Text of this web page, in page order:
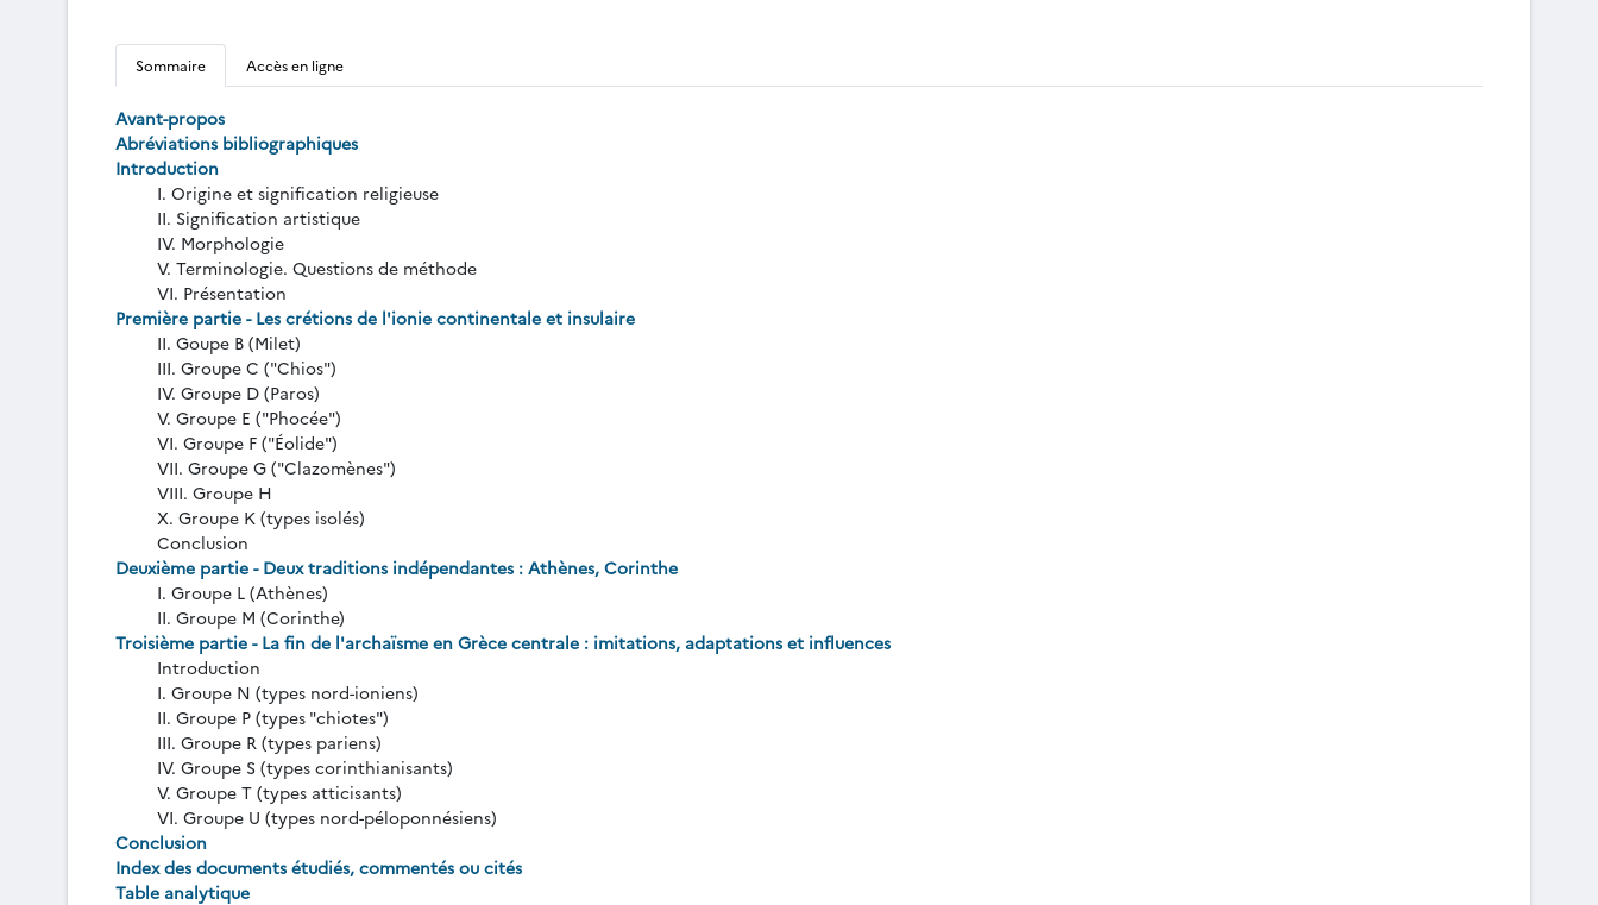
Sommaire Accès en ligne
Avant-propos
Abréviations bibliographiques
Introduction
I. Origine et signification religieuse
II. Signification artistique
IV. Morphologie
V. Terminologie. Questions de méthode
VI. Présentation
Première partie - Les crétions de l'ionie continentale et insulaire
II. Goupe B (Milet)
III. Groupe C ("Chios")
IV. Groupe D (Paros)
V. Groupe E ("Phocée")
VI. Groupe F ("Éolide")
VII. Groupe G ("Clazomènes")
VIII. Groupe H
X. Groupe K (types isolés)
Conclusion
Deuxième partie - Deux traditions indépendantes : Athènes, Corinthe
I. Groupe L (Athènes)
II. Groupe M (Corinthe)
Troisième partie - La fin de l'archaïsme en Grèce centrale : imitations, adaptations et influences
Introduction
I. Groupe N (types nord-ioniens)
II. Groupe P (types "chiotes")
III. Groupe R (types pariens)
IV. Groupe S (types corinthianisants)
V. Groupe T (types atticisants)
VI. Groupe U (types nord-péloponnésiens)
Conclusion
Index des documents étudiés, commentés ou cités
Table analytique